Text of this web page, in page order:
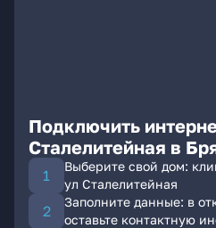
Подключить
Сталелитейная в
Выберите свой дом:
ул Сталелитейная
Заполните данные: в
оставьте контактную